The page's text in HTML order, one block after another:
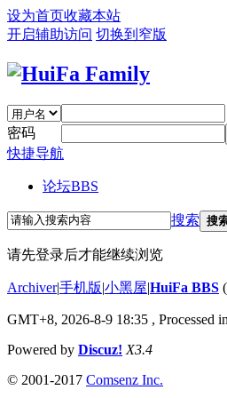
设为首页收藏本站
开启辅助访问 切换到窄版
密码
快捷导航
论坛BBS
搜索 搜
请先登录后才能继续浏览
Archiver|手机版|小黑屋|HuiFa BBS (
GMT+8, 2026-8-9 18:35 , Processed
Powered by Discuz! X3.4
© 2001-2017 Comsenz Inc.